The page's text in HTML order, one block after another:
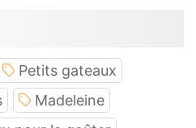
Petits gateaux
Madeleine